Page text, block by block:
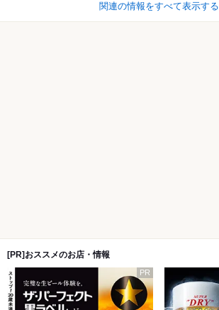
関連の情報をすべて表示する
[PR]おススメのお店・情報
PR